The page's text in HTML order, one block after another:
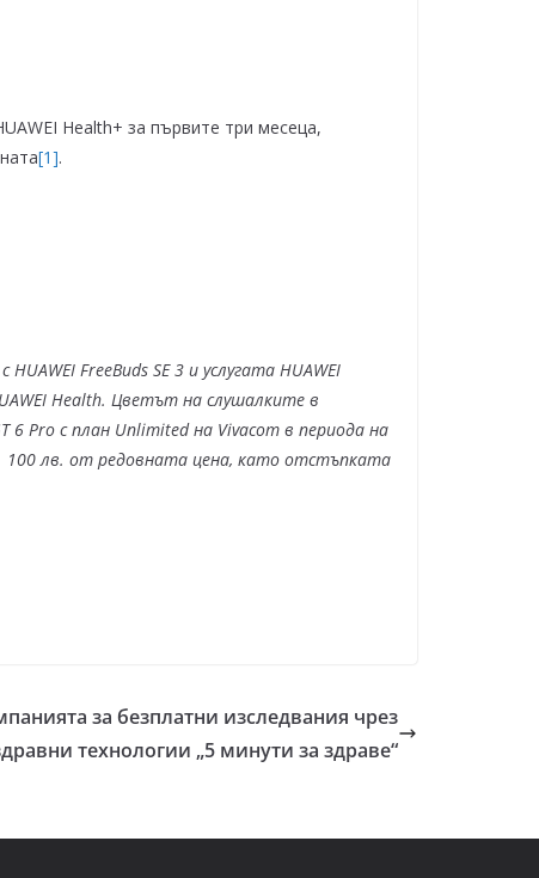
Health+ за първите три месеца,
[1].
FreeBuds SE 3 и услугата HUAWEI
Health. Цветът на слушалките в
6 Pro с план Unlimited на Vivacom в периода на
100 лв. от редовната цена, като отстъпката
за безплатни изследвания чрез
технологии „5 минути за здраве“